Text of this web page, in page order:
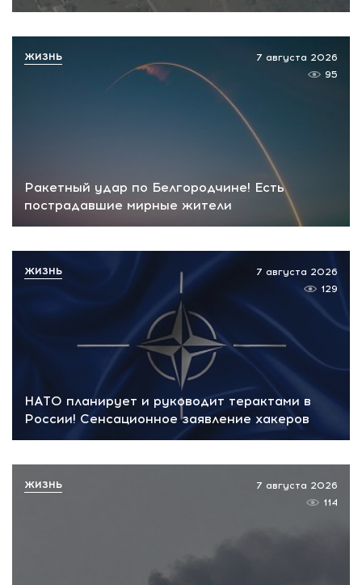
Ракетный удар по Белгородчине! Есть
пострадавшие мирные жители
7 августа 2026
95
ЖИЗНЬ
НАТО планирует и руководит терактами в
России! Сенсационное заявление хакеров
7 августа 2026
129
ЖИЗНЬ
7 августа 2026
114
ЖИЗНЬ